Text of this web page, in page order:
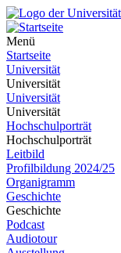
Menü
Startseite
Universität
Universität
Universität
Universität
Hochschulporträt
Hochschulporträt
Leitbild
Profilbildung 2024/25
Organigramm
Geschichte
Geschichte
Podcast
Audiotour